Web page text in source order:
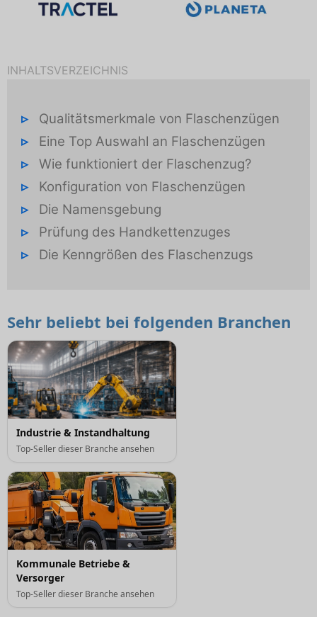
INHALTSVERZEICHNIS
Qualitätsmerkmale von Flaschenzügen
Eine Top Auswahl an Flaschenzügen
Wie funktioniert der Flaschenzug?
Konfiguration von Flaschenzügen
Die Namensgebung
Prüfung des Handkettenzuges
Die Kenngrößen des Flaschenzugs
Sehr beliebt bei folgenden Branchen
Industrie & Instandhaltung
Top-Seller dieser Branche ansehen
Kommunale Betriebe &
Versorger
Top-Seller dieser Branche ansehen